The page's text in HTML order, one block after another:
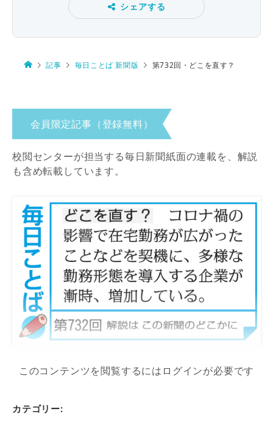
シェアする
記事 毎日ことば 新聞版 第732回・どこを直す？
会員限定記事（登録無料）
校閲センターが担当する毎日新聞紙面の連載を、解説
も含め転載しています。
このコンテンツを閲覧するにはログインが必要です
カテゴリー: